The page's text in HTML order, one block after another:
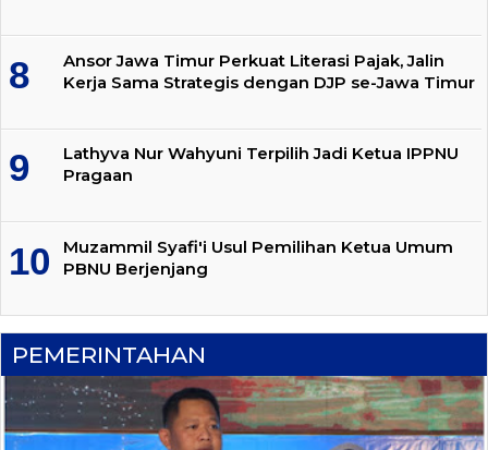
Ansor Jawa Timur Perkuat Literasi Pajak, Jalin
Kerja Sama Strategis dengan DJP se-Jawa Timur
Lathyva Nur Wahyuni Terpilih Jadi Ketua IPPNU
Pragaan
Muzammil Syafi'i Usul Pemilihan Ketua Umum
PBNU Berjenjang
PEMERINTAHAN